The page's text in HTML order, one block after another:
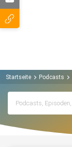
Startseite Podcasts